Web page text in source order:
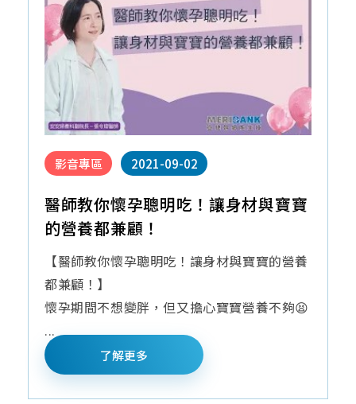
影音專區 2021-09-02
醫師教你懷孕聰明吃！讓身材與寶寶
的營養都兼顧！
【醫師教你懷孕聰明吃！讓身材與寶寶的營養
都兼顧！】
懷孕期間不想變胖，但又擔心寶寶營養不夠😫
...
了解更多